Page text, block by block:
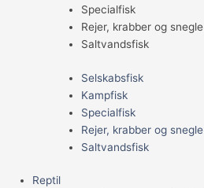
Specialfisk
Rejer, krabber og snegle
Saltvandsfisk
Selskabsfisk
Kampfisk
Specialfisk
Rejer, krabber og snegle
Saltvandsfisk
Reptil